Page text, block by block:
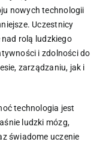
nowych technologii
Uczestnicy
rolą ludzkiego
i zdolności do
zarządzaniu, jak i
technologia jest
ludzki mózg,
świadome uczenie